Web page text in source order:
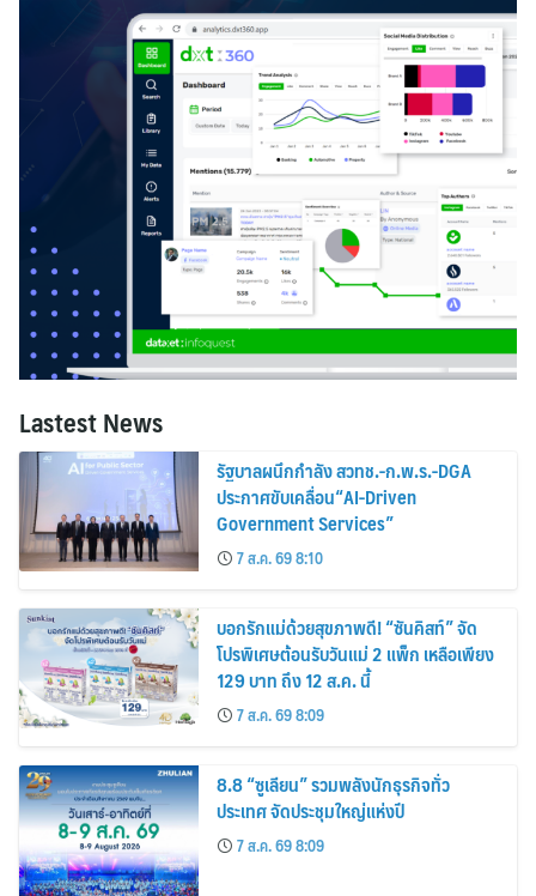
Lastest News
รัฐบาลผนึกกำลัง สวทช.-ก.พ.ร.-DGA
ประกาศขับเคลื่อน“AI-Driven
Government Services”
7 ส.ค. 69 8:10
บอกรักแม่ด้วยสุขภาพดี! “ซันคิสท์” จัด
โปรพิเศษต้อนรับวันแม่ 2 แพ็ก เหลือเพียง
129 บาท ถึง 12 ส.ค. นี้
7 ส.ค. 69 8:09
8.8 “ซูเลียน” รวมพลังนักธุรกิจทั่ว
ประเทศ จัดประชุมใหญ่แห่งปี
7 ส.ค. 69 8:09